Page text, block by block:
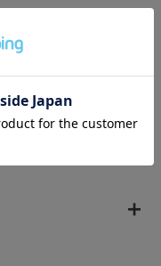
パールサイズに個体
重さにも個体差が発